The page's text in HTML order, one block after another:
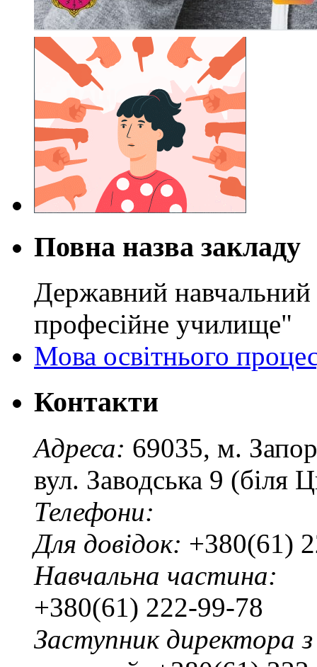
Повна назва закладу
Державний навчальний
професійне училище"
Мова освітнього
Контакти
Адреса: 69035, м.
вул. Заводська 9 (біля
Телефони:
Для довідок: +380(61)
Навчальна частина:
+380(61) 222-99-78
Заступник директора